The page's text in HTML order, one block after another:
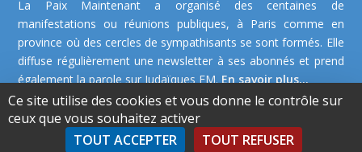
La Paix Maintenant a organisé des centaines de
manifestations ou réunions publiques, à Paris comme en
province où des cercles de sympathisants se sont formés. Elle
diffuse régulièrement une newsletter à ses abonnés et prend
également la parole sur Judaïques FM.En savoir plus...
Ce site utilise des cookies et vous donne le contrôle sur
ceux que vous souhaitez activer
TOUT ACCEPTER
TOUT REFUSER